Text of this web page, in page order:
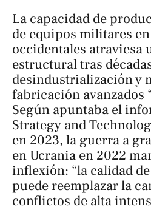
La capacidad de
de equipos militares
occidentales atraviesa
estructural tras
desindustrialización y
fabricación avanzados
Según apuntaba el
Strategy and
en 2023, la guerra a
en Ucrania en 2022
inflexión: “la calidad
puede reemplazar la
conflictos de alta